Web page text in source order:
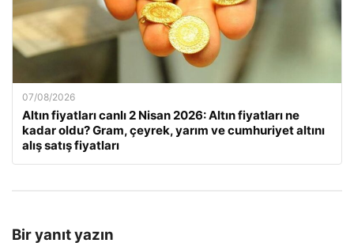
07/08/2026
Altın fiyatları canlı 2 Nisan 2026: Altın fiyatları ne
kadar oldu? Gram, çeyrek, yarım ve cumhuriyet altını
alış satış fiyatları
Bir yanıt yazın